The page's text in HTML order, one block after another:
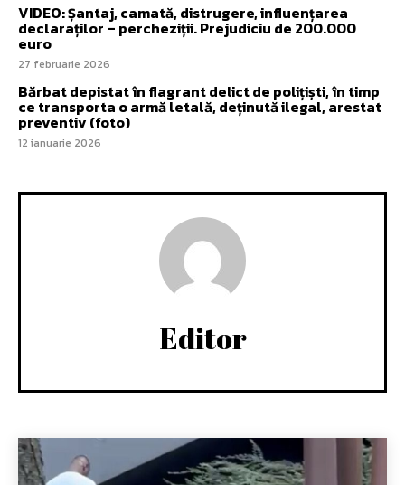
VIDEO: Șantaj, camată, distrugere, influențarea
declaraților – percheziții. Prejudiciu de 200.000
euro
27 februarie 2026
Bărbat depistat în flagrant delict de polițiști, în timp
ce transporta o armă letală, deținută ilegal, arestat
preventiv (foto)
12 ianuarie 2026
Editor